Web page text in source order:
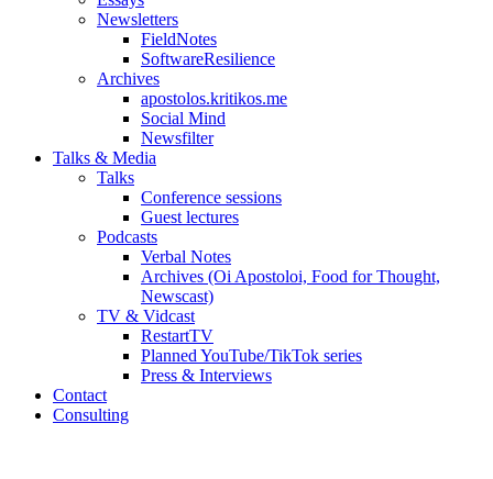
Newsletters
FieldNotes
SoftwareResilience
Archives
apostolos.kritikos.me
Social Mind
Newsfilter
Talks & Media
Talks
Conference sessions
Guest lectures
Podcasts
Verbal Notes
Archives (Oi Apostoloi, Food for Thought,
Newscast)
TV & Vidcast
RestartTV
Planned YouTube/TikTok series
Press & Interviews
Contact
Consulting